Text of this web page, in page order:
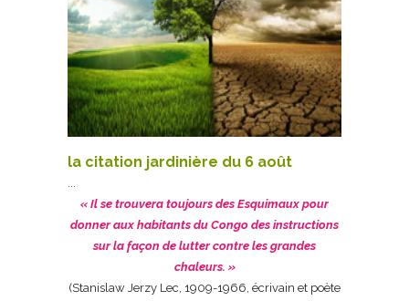
la citation jardinière du 6 août
« Il se trouvera toujours des Esquimaux pour
donner aux habitants du Congo des instructions
sur la façon de lutter contre les grandes
chaleurs. »
(Stanislaw Jerzy Lec, 1909-1966, écrivain et poète